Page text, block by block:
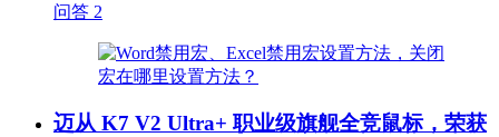
问答 2
迈从 K7 V2 Ultra+ 职业级旗舰全竞鼠标，荣获